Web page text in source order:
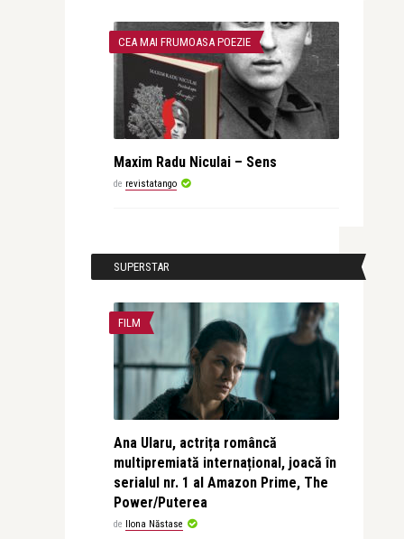
CEA MAI FRUMOASA POEZIE
Maxim Radu Niculai – Sens
de revistatango
SUPERSTAR
FILM
Ana Ularu, actrița româncă
multipremiată internațional, joacă în
serialul nr. 1 al Amazon Prime, The
Power/Puterea
de Ilona Năstase